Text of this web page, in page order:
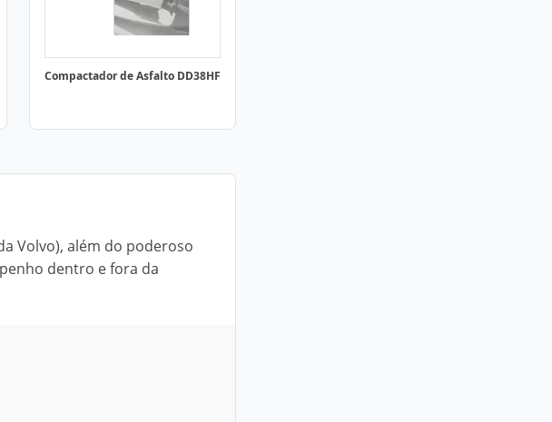
Compactador de Asfalto DD38HF
Volvo), além do poderoso
dentro e fora da